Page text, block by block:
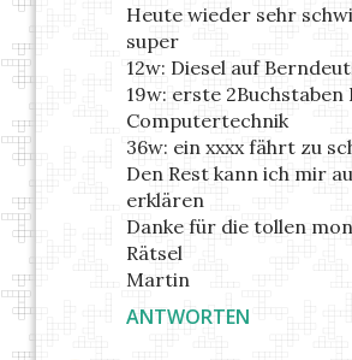
Heute wieder sehr
super
12w: Diesel auf
19w: erste
Computertechnik
36w: ein xxxx fährt zu
Den Rest kann ich mir
erklären
Danke für die tollen
Rätsel
Martin
ANTWORTEN